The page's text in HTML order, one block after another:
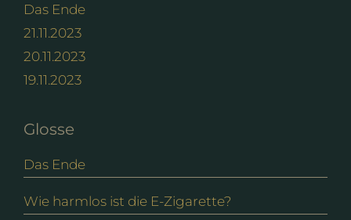
Das Ende
21.11.2023
20.11.2023
19.11.2023
Glosse
Das Ende
Wie harmlos ist die E-Zigarette?